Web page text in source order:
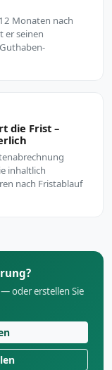
Monaten nach
er seinen
die Frist –
inhaltlich
nach Fristablauf
oder erstellen Sie